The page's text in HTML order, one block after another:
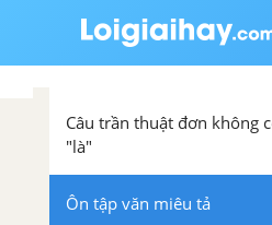
Ôn tập truyện và kí - Ngắn
nhất
Câu trần thuật đơn không
"là"
Ôn tập văn miêu tả